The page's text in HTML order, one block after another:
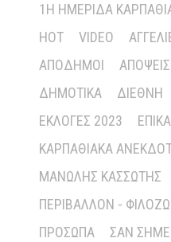
1Η ΗΜΕΡΊΔΑ
HOT
VIDEO
ΑΠΌΔΗΜΟΙ
ΑΠΌΨΕΙΣ
ΔΗΜΟΤΙΚΆ
ΔΙΕΘΝΉ
ΕΚΛΟΓΈΣ 2023
ΚΑΡΠΑΘΙΑΚΆ
ΜΑΝΏΛΗΣ ΚΑΣΣΏΤΗΣ
ΠΕΡΙΒΆΛΛΟΝ -
ΠΡΌΣΩΠΑ
ΣΑΝ